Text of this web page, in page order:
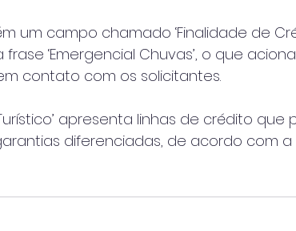
um campo chamado ‘Finalidade de
‘Emergencial Chuvas’, o que
contato com os solicitantes.
apresenta linhas de crédito que
diferenciadas, de acordo com